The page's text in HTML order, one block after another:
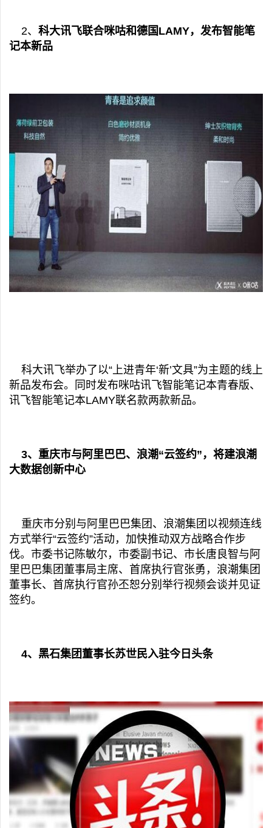
2、 科大讯飞联合咪咕和德国LAMY，发布智能笔
记本新品
科大讯飞举办了以“上进青年‘新’文具”为主题的线上
新品发布会。同时发布咪咕讯飞智能笔记本青春版、
讯飞智能笔记本LAMY联名款两款新品。
3、重庆市与阿里巴巴、浪潮“云签约”，将建浪潮
大数据创新中心
重庆市分别与阿里巴巴集团、浪潮集团以视频连线
方式举行“云签约”活动，加快推动双方战略合作步
伐。市委书记陈敏尔，市委副书记、市长唐良智与阿
里巴巴集团董事局主席、首席执行官张勇，浪潮集团
董事长、首席执行官孙丕恕分别举行视频会谈并见证
签约。
4、黑石集团董事长苏世民入驻今日头条